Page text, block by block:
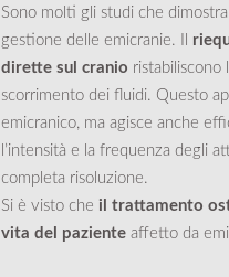
Sono molti gli studi che
gestione delle emicranie. Il
dirette sul cranio ristabiliscono
scorrimento dei fluidi. Questo
emicranico, ma agisce anche
l’intensità e la frequenza degli
completa risoluzione.
Si è visto che il trattamento
vita del paziente affetto da